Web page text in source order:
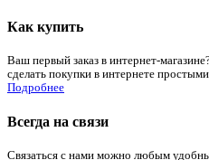
Как купить
Ваш первый заказ в интернет-
сделать покупки в интернете
Подробнее
Всегда на связи
Связаться с нами можно любым